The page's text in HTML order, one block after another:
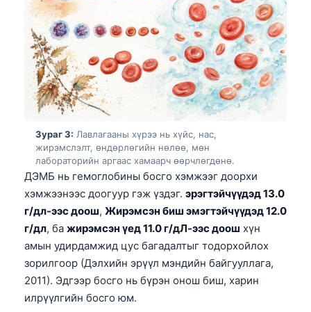
Зураг 3: Лавлагааны хүрээ нь хүйс, нас,
жирэмслэлт, өндөрлөгийн нөлөө, мөн
лабораторийн аргаас хамаарч өөрчлөгдөнө.
ДЭМБ нь гемоглобины босго хэмжээг доорхи
хэмжээнээс доогуур гэж үздэг. эрэгтэйчүүдэд 13.0
г/дл-ээс доош, Жирэмсэн биш эмэгтэйчүүдэд 12.0
г/дл, ба жирэмсэн үед 11.0 г/дЛ-ээс доош хүн
амын удирдамжид цус багадалтыг тодорхойлох
зорилгоор (Дэлхийн эрүүл мэндийн байгууллага,
2011). Эдгээр босго нь бүрэн онош биш, харин
илрүүлгийн босго юм.